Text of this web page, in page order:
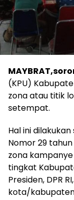
(KPU)
zona atau titik
setempat.
Hal ini
Nomor 29
zona
tingkat
Presiden, DPR
kota/